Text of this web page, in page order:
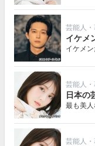
芸能人・
イケメ
イケメ
芸能人・
日本の
最も美
芸能人・